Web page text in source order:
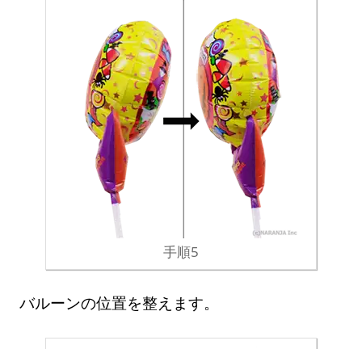
手順5
バルーンの位置を整えます。